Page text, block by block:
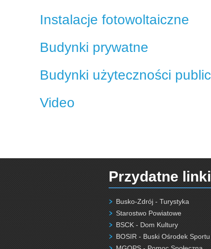
Instalacje fotowoltaiczne
Budynki prywatne
Budynki użyteczności
Video
Przydatne linki
Busko-Zdrój - Turystyka
Starostwo Powiatowe
BSCK - Dom Kultury
BOSIR - Buski Ośrodek